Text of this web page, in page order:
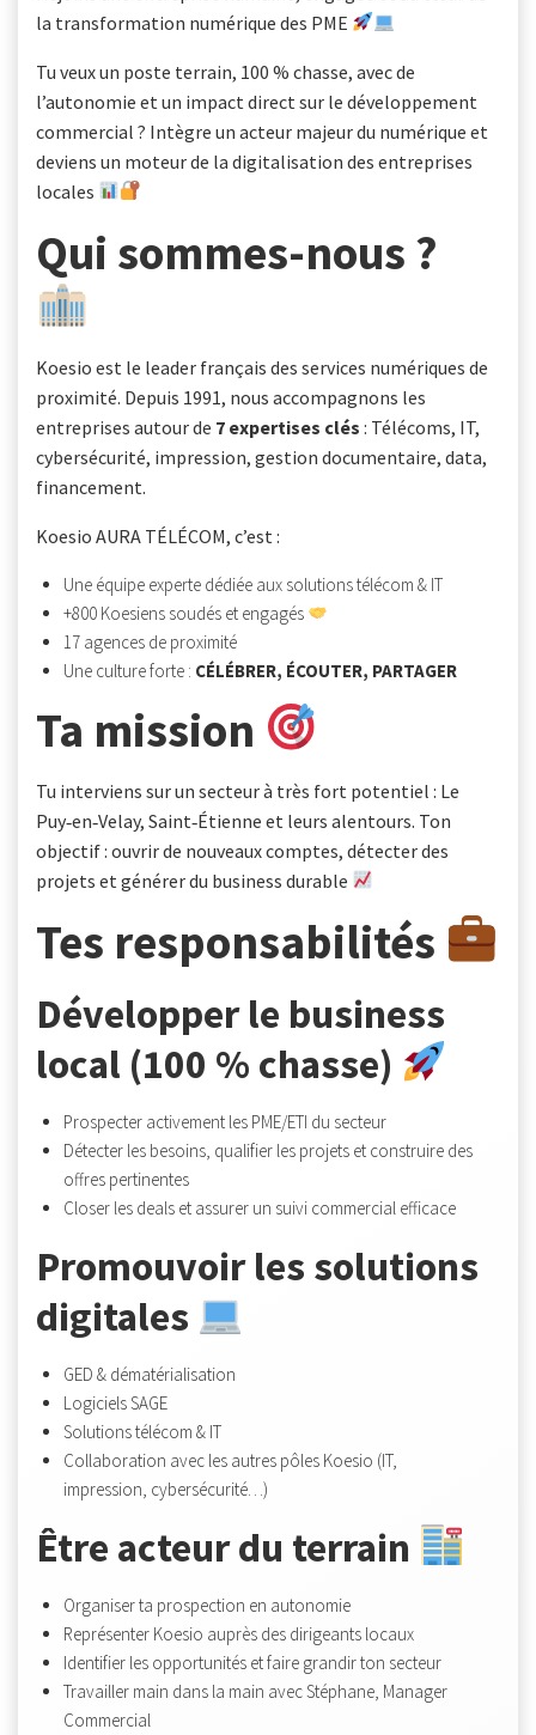
la transformation numérique des PME
Tu veux un poste terrain, 100 % chasse, avec de
l’autonomie et un impact direct sur le développement
commercial ? Intègre un acteur majeur du numérique et
deviens un moteur de la digitalisation des entreprises
locales
Qui sommes-nous ?
Koesio est le leader français des services numériques de
proximité. Depuis 1991, nous accompagnons les
entreprises autour de 7 expertises clés : Télécoms, IT,
cybersécurité, impression, gestion documentaire, data,
financement.
Koesio AURA TÉLÉCOM, c’est :
Une équipe experte dédiée aux solutions télécom & IT
+800 Koesiens soudés et engagés
17 agences de proximité
Une culture forte : CÉLÉBRER, ÉCOUTER, PARTAGER
Ta mission
Tu interviens sur un secteur à très fort potentiel : Le
Puy‑en‑Velay, Saint‑Étienne et leurs alentours. Ton
objectif : ouvrir de nouveaux comptes, détecter des
projets et générer du business durable
Tes responsabilités
Développer le business
local (100 % chasse)
Prospecter activement les PME/ETI du secteur
Détecter les besoins, qualifier les projets et construire des
offres pertinentes
Closer les deals et assurer un suivi commercial efficace
Promouvoir les solutions
digitales
GED & dématérialisation
Logiciels SAGE
Solutions télécom & IT
Collaboration avec les autres pôles Koesio (IT,
impression, cybersécurité…)
Être acteur du terrain
Organiser ta prospection en autonomie
Représenter Koesio auprès des dirigeants locaux
Identifier les opportunités et faire grandir ton secteur
Travailler main dans la main avec Stéphane, Manager
Commercial